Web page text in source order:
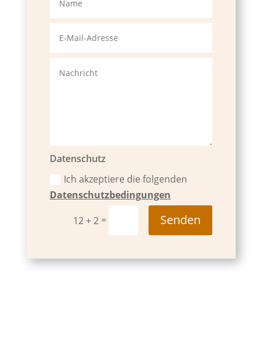
Datenschutz
Ich akzeptiere die folgenden
Datenschutzbedingungen
12 + 2 = Senden